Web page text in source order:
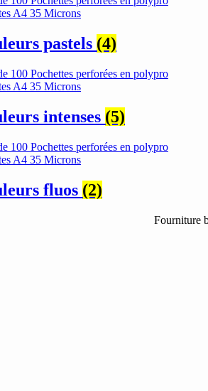
pastels (4)
intenses (5)
fluos (2)